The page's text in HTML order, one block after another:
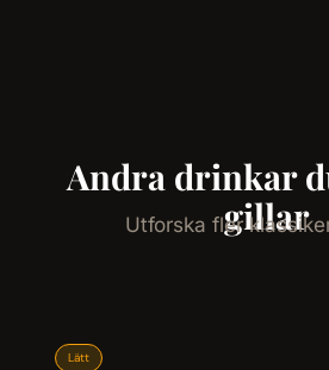
Andra drinkar
gillar
Utforska fler
Lätt